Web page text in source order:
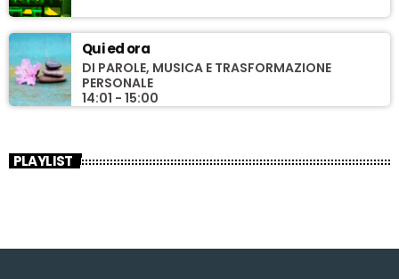
Qui ed ora
DI PAROLE, MUSICA E TRASFORMAZIONE
PERSONALE
14:01 - 15:00
PLAYLIST